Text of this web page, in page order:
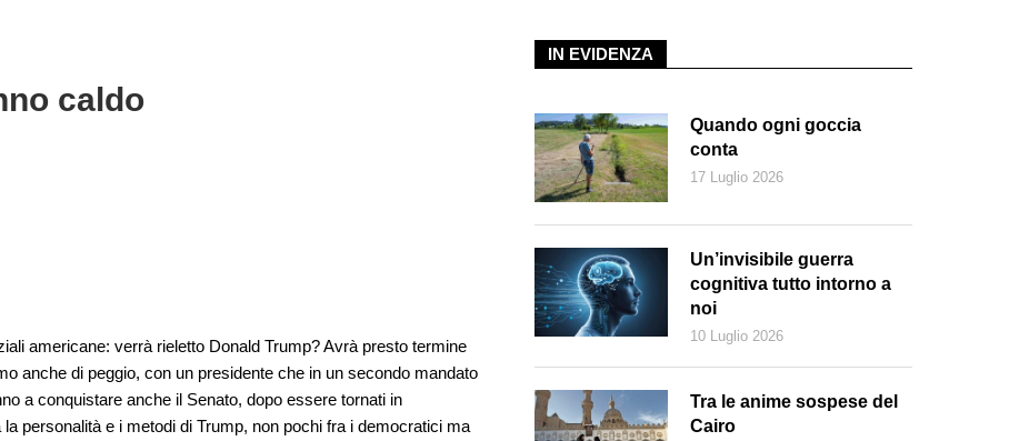
caldo
americane: verrà rieletto Donald Trump? Avrà presto termine
anche di peggio, con un presidente che in un secondo mandato
a conquistare anche il Senato, dopo essere tornati in
personalità e i metodi di Trump, non pochi fra i democratici ma
IN EVIDENZA
Quando ogni goccia
conta
17 Luglio 2026
Un’invisibile guerra
cognitiva tutto intorno a
noi
10 Luglio 2026
Tra le anime sospese del
Cairo